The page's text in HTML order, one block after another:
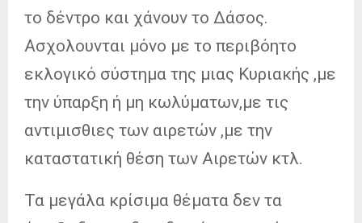
το δέντρο και χάνουν το Δάσος.
Ασχολουνται μόνο με το περιβόητο
εκλογικό σύστημα της μιας Κυριακής ,με
την ύπαρξη ή μη κωλύματων,με τις
αντιμισθιες των αιρετών ,με την
καταστατική θέση των Αιρετών κτλ.
Τα μεγάλα κρίσιμα θέματα δεν τα